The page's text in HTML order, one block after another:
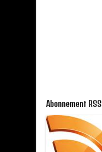
Abonnement RSS